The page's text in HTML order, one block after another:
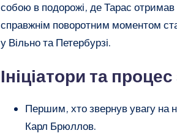
собою в подорожі, де Тарас
справжнім поворотним моментом
у Вільно та Петербурзі.
Ініціатори та
Першим, хто звернув увагу на
Карл Брюллов.